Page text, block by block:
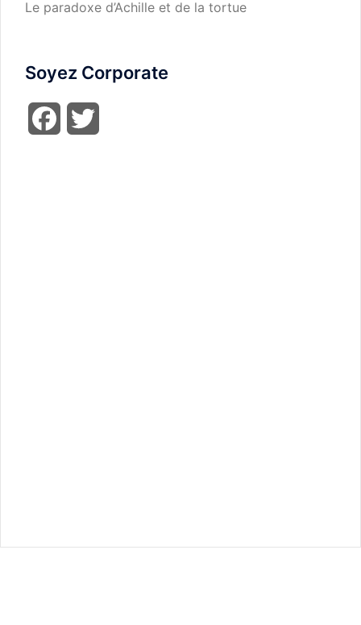
Le paradoxe d’Achille et de la tortue
Soyez Corporate
Facebook